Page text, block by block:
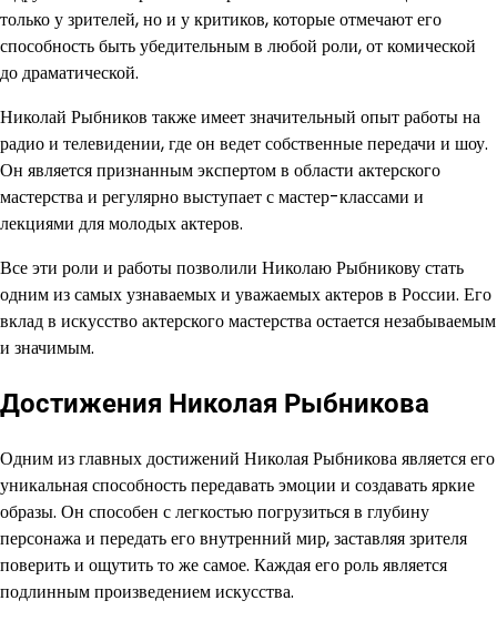
только у зрителей, но и у критиков, которые отмечают его
способность быть убедительным в любой роли, от комической
до драматической.
Николай Рыбников также имеет значительный опыт работы на
радио и телевидении, где он ведет собственные передачи и шоу.
Он является признанным экспертом в области актерского
мастерства и регулярно выступает с мастер-классами и
лекциями для молодых актеров.
Все эти роли и работы позволили Николаю Рыбникову стать
одним из самых узнаваемых и уважаемых актеров в России. Его
вклад в искусство актерского мастерства остается незабываемым
и значимым.
Достижения Николая Рыбникова
Одним из главных достижений Николая Рыбникова является его
уникальная способность передавать эмоции и создавать яркие
образы. Он способен с легкостью погрузиться в глубину
персонажа и передать его внутренний мир, заставляя зрителя
поверить и ощутить то же самое. Каждая его роль является
подлинным произведением искусства.